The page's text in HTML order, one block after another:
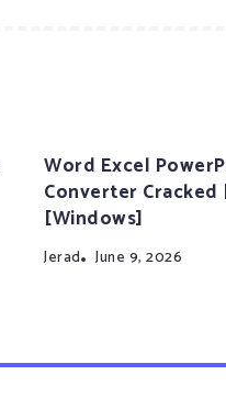
Word Excel
Converter Cracked
[Windows]
Jerad June 9, 2026